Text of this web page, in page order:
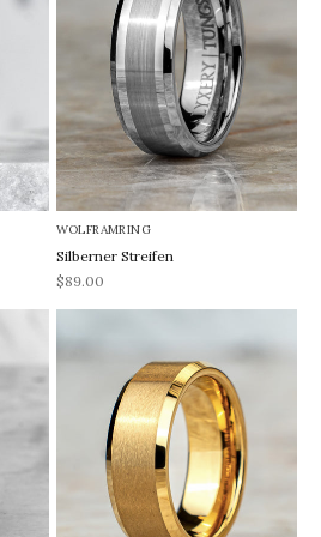
WOLFRAMRING
Silberner Streifen
REA-pris
$89.00